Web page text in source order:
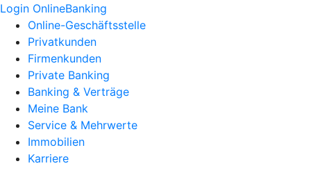
Login OnlineBanking
Online-Geschäftsstelle
Privatkunden
Firmenkunden
Private Banking
Banking & Verträge
Meine Bank
Service & Mehrwerte
Immobilien
Karriere